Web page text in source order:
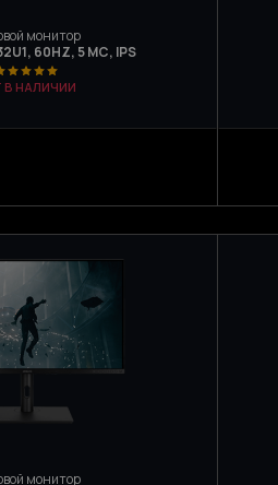
монитор
60HZ, 5 МС, IPS
В НАЛИЧИИ
монитор